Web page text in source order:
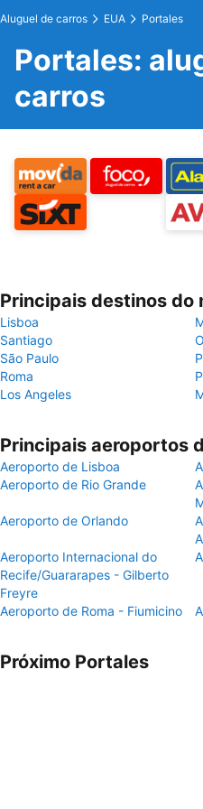
Aluguel de carros EUA Portales
Portales:
carros
Principais destinos do
Lisboa
Santiago
São Paulo
Roma
Los Angeles
Principais aeroportos
Aeroporto de Lisboa
Aeroporto de Rio Grande
Aeroporto de Orlando
Aeroporto Internacional do
Recife/Guararapes - Gilberto
Freyre
Aeroporto de Roma - Fiumicino
Próximo Portales